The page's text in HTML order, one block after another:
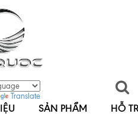
Translate
SẢN PHẨM HỖ